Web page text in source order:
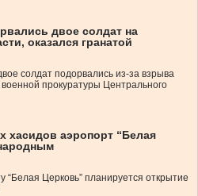
двое солдат на
оказался гранатой
солдат подорвались из-за взрыва
прокуратуры Центрального
хасидов аэропорт “Белая
“Белая Церковь” планируется открытие